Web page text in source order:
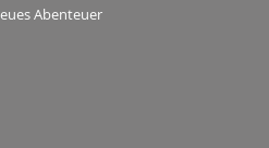
Abenteuer